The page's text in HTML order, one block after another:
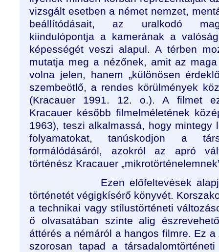
vizsgált esetben a német nemzet,
beállítódásait, az uralkodó
kiindulópontja a kamerának a
képességét veszi alapul. A térben
mutatja meg a nézőnek, amit az
volna jelen, hanem „különösen
szembeötlő, a rendes körülmények
(Kracauer 1991. 12. o.). A filmet
Kracauer később filmelméletének
1963), teszi alkalmassá, hogy mintegy
folyamatokat, tanúskodjon a
formálódásáról, azokról az apró
történész Kracauer
Ezen előfeltevések
történetét végigkísérő könyvét.
a technikai vagy stílustörténeti
ő olvasatában szinte alig
áttérés a némáról a hangos filmre. Ez a
szorosan tapad a